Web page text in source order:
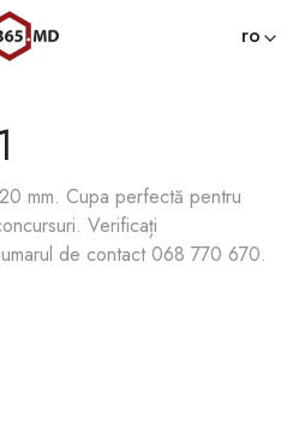
ro
mm. Сupa perfectă pentru
Verificați
de contact 068 770 670.